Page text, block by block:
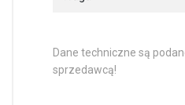
Dane techniczne są
sprzedawcą!